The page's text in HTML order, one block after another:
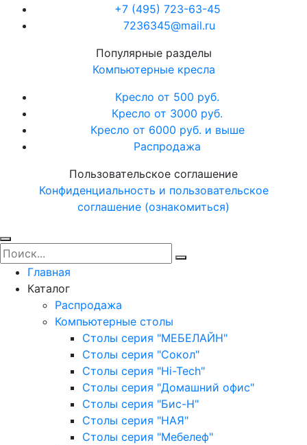
+7 (495) 723-63-45
7236345@mail.ru
Популярные разделы
Компьютерные кресла
Кресло от 500 руб.
Кресло от 3000 руб.
Кресло от 6000 руб. и выше
Распродажа
Пользовательское соглашение
Конфиденциальность и пользовательское
соглашение (ознакомиться)
Главная
Каталог
Распродажа
Компьютерные столы
Столы серия "МЕБЕЛАЙН"
Столы серия "Сокол"
Столы серия "Hi-Tech"
Столы серия "Домашний офис"
Столы серия "Бис-Н"
Столы серия "НАЯ"
Столы серия "Мебелеф"